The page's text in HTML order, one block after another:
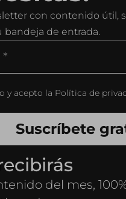
con contenido útil,
bandeja de entrada.
y acepto la Política de
del mes,